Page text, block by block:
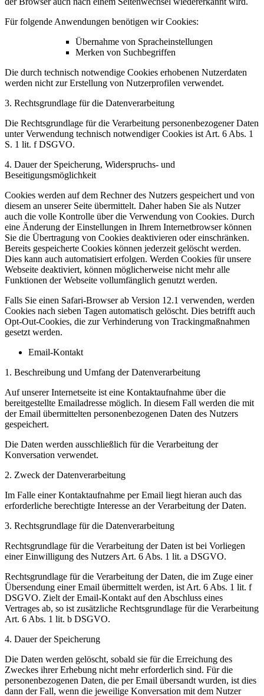
Für folgende Anwendungen benötigen wir Cookies:
Übernahme von Spracheinstellungen
Merken von Suchbegriffen
Die durch technisch notwendige Cookies erhobenen Nutzerdaten
werden nicht zur Erstellung von Nutzerprofilen verwendet.
3. Rechtsgrundlage für die Datenverarbeitung
Die Rechtsgrundlage für die Verarbeitung personenbezogener Daten
unter Verwendung technisch notwendiger Cookies ist Art. 6 Abs. 1
S. 1 lit. f DSGVO.
4. Dauer der Speicherung, Widerspruchs- und
Beseitigungsmöglichkeit
Cookies werden auf dem Rechner des Nutzers gespeichert und von
diesem an unserer Seite übermittelt. Daher haben Sie als Nutzer
auch die volle Kontrolle über die Verwendung von Cookies. Durch
eine Änderung der Einstellungen in Ihrem Internetbrowser können
Sie die Übertragung von Cookies deaktivieren oder einschränken.
Bereits gespeicherte Cookies können jederzeit gelöscht werden.
Dies kann auch automatisiert erfolgen. Werden Cookies für unsere
Webseite deaktiviert, können möglicherweise nicht mehr alle
Funktionen der Webseite vollumfänglich genutzt werden.
Falls Sie einen Safari-Browser ab Version 12.1 verwenden, werden
Cookies nach sieben Tagen automatisch gelöscht. Dies betrifft auch
Opt-Out-Cookies, die zur Verhinderung von Trackingmaßnahmen
gesetzt werden.
Email-Kontakt
1. Beschreibung und Umfang der Datenverarbeitung
Auf unserer Internetseite ist eine Kontaktaufnahme über die
bereitgestellte Emailadresse möglich. In diesem Fall werden die mit
der Email übermittelten personenbezogenen Daten des Nutzers
gespeichert.
Die Daten werden ausschließlich für die Verarbeitung der
Konversation verwendet.
2. Zweck der Datenverarbeitung
Im Falle einer Kontaktaufnahme per Email liegt hieran auch das
erforderliche berechtigte Interesse an der Verarbeitung der Daten.
3. Rechtsgrundlage für die Datenverarbeitung
Rechtsgrundlage für die Verarbeitung der Daten ist bei Vorliegen
einer Einwilligung des Nutzers Art. 6 Abs. 1 lit. a DSGVO.
Rechtsgrundlage für die Verarbeitung der Daten, die im Zuge einer
Übersendung einer Email übermittelt werden, ist Art. 6 Abs. 1 lit. f
DSGVO. Zielt der Email-Kontakt auf den Abschluss eines
Vertrages ab, so ist zusätzliche Rechtsgrundlage für die Verarbeitung
Art. 6 Abs. 1 lit. b DSGVO.
4. Dauer der Speicherung
Die Daten werden gelöscht, sobald sie für die Erreichung des
Zweckes ihrer Erhebung nicht mehr erforderlich sind. Für die
personenbezogenen Daten, die per Email übersandt wurden, ist dies
dann der Fall, wenn die jeweilige Konversation mit dem Nutzer